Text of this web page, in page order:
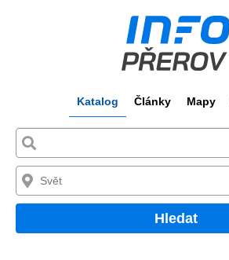
Katalog Články Mapy
Hledat